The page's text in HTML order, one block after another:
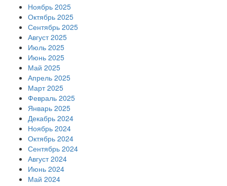
Ноябрь 2025
Октябрь 2025
Сентябрь 2025
Август 2025
Июль 2025
Июнь 2025
Май 2025
Апрель 2025
Март 2025
Февраль 2025
Январь 2025
Декабрь 2024
Ноябрь 2024
Октябрь 2024
Сентябрь 2024
Август 2024
Июнь 2024
Май 2024